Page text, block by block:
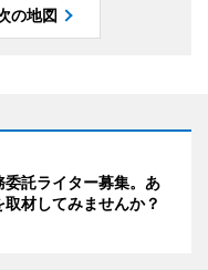
の地図
委託ライター募集。あ
材してみませんか？